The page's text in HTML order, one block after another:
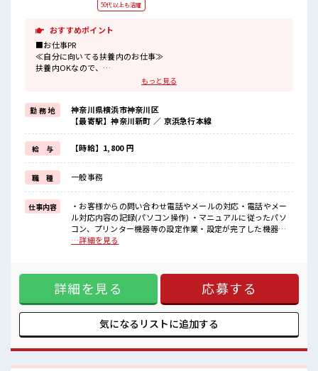
50代以上も活躍
おすすめポイント
■お仕事PR
≪自分に向いてる扶養内のお仕事≫
扶養内OKなので、
主婦&主夫さんも気軽にご応募くださいね♪
残業はほとんどナシ！
場合によってはお願いすることもあります♪
≪土日祝休のお仕事≫
家族や友人と一緒にプライベート満喫！
≪未経験OKの仕事≫
新しいことにチャレンジするのは不安だけど、
しっかり働く環境が整っています！
イチからスキルUP・ステップUP目指していきましょう！
≪自分に合った期間で働ける≫
福利厚生が整った派遣のお仕事です！
■職場の雰囲気
少人数でアットホームな雰囲気の職場！
私物の置きすぎには注意が必要ですね★
高収入もバッチリ目指せますよ！
もっと見る
勤 務 地
神奈川県横浜市神奈川区
【最寄駅】神奈川新町 ／ 京浜急行本線
給 与 【時給】1,800 円
職 種 一般事務
仕事内容
・お客様からの問い合わせ電話やメールの対応・電話やメー
ル対応内容の記録(パソコン操作) ・マニュアルに従ったパソ
コン、プリンター機器等の設定作業・設定が完了した機器を
梱包しお客様先に発送・請求書の作成、整理 ■お仕事PR ≪自
はほとんどナシ！ 場合によってはお願いすることもあります
♪ ≪土日祝休のお仕事≫ 家族や友人と一緒にプライベート満
喫！ ≪未経験OKの仕事≫ 新しいことにチャレンジするのは
不安だけど、 しっかり働く環境が整っています！ イチからス
キルUP・ステップUP目指していきましょう！ ≪自分に合っ
た期間で働ける≫ 福利厚生が整った派遣のお仕事です！ ■職
ホッと一息リフレッシュ！ 職場にはロッカー完備！ 私物の置
きすぎには注意が必要ですね★ 高収入もバッチリ目指せます
…詳細を見る
詳細を見る 応募する
気になるリストに追加する